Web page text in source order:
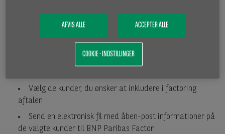
dine debitorer. Vi er gerne behjælpelig med udfærdigelse af
Vælg de kunder, du ønsker at inkludere i factoring
aftalen
Send en elektronisk fil med åben-post informationer på
de valgte kunder til BNP Paribas Factor
AFVIS ALLE ACCEPTER ALLE
COOKIE - INDSTILLINGER